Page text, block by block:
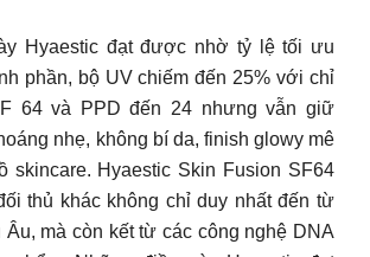
Hyaestic đạt được nhờ tỷ lệ tối ưu
phần, bộ UV chiếm đến 25% với chỉ
64 và PPD đến 24 nhưng vẫn giữ
nhẹ, không bí da, finish glowy mê
skincare. Hyaestic Skin Fusion SF64
thủ khác không chỉ duy nhất đến từ
Âu, mà còn kết từ các công nghệ DNA